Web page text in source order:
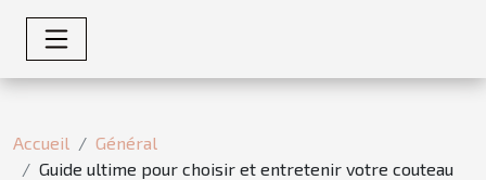
Accueil
Général
Guide ultime pour choisir et entretenir votre couteau